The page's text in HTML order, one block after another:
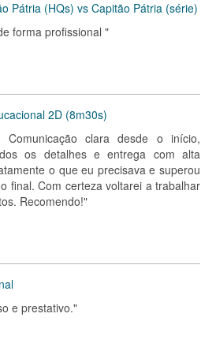
Pátria (HQs) vs Capitão Pátria (série)
forma profissional "
2D (8m30s)
Comunicação clara desde o início,
os detalhes e entrega com alta
o que eu precisava e superou
final. Com certeza voltarei a trabalhar
Recomendo!"
e prestativo."